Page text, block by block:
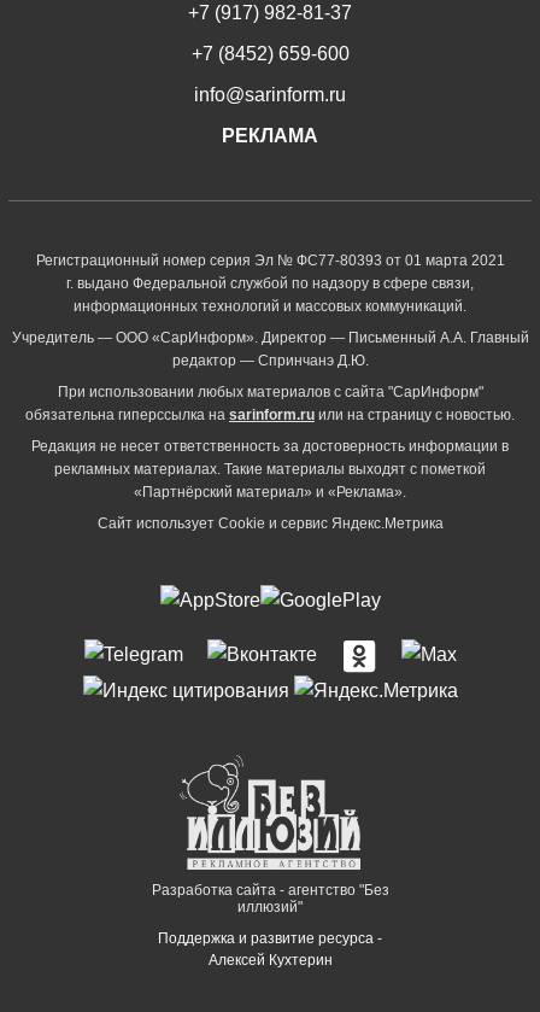
+7 (917) 982-81-37
+7 (8452) 659-600
info@sarinform.ru
РЕКЛАМА
Регистрационный номер серия Эл № ФС77-80393 от 01 марта 2021
г. выдано Федеральной службой по надзору в сфере связи,
информационных технологий и массовых коммуникаций.
Учредитель — ООО «СарИнформ». Директор — Письменный А.А. Главный
редактор — Спринчанэ Д.Ю.
При использовании любых материалов с сайта "СарИнформ"
обязательна гиперссылка на sarinform.ru или на страницу с новостью.
Редакция не несет ответственность за достоверность информации в
рекламных материалах. Такие материалы выходят с пометкой
«Партнёрский материал» и «Реклама».
Сайт использует Cookie и сервиc Яндекс.Метрика
Разработка сайта - агентство "Без
иллюзий"
Поддержка и развитие ресурса -
Алексей Кухтерин